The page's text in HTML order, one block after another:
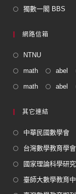
獨數一閣 BBS
網路信箱
NTNU
math abel
math abel
其它連結
中華民國數學會
台灣數學教育學會
國家理論科學研
臺師大數學教育